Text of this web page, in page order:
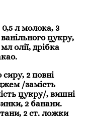
л молока, 3
цукру,
олії, дрібка
2 повні
/замість
цукру/, вишні
2 банани.
2 ст. ложки